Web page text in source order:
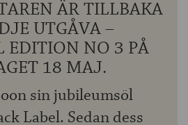
ÄR TILLBAKA
UTGÅVA –
EDITION NO 3 PÅ
18 MAJ.
sin jubileumsöl
Label. Sedan dess